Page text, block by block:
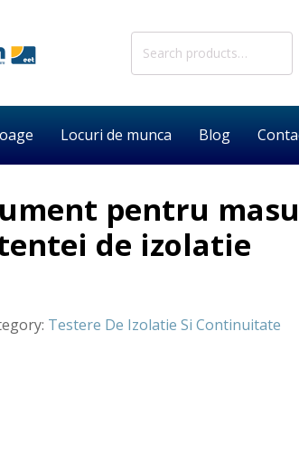
Search
Locuri de munca Blog
pentru
de izolatie
Testere De Izolatie Si Continuitate